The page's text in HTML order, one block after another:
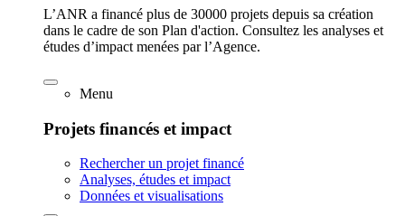
L’ANR a financé plus de 30000 projets depuis sa création
dans le cadre de son Plan d'action. Consultez les analyses et
études d’impact menées par l’Agence.
Menu
Projets financés et impact
Rechercher un projet financé
Analyses, études et impact
Données et visualisations